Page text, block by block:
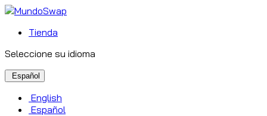
Tienda
Seleccione su idioma
Español
English
Español